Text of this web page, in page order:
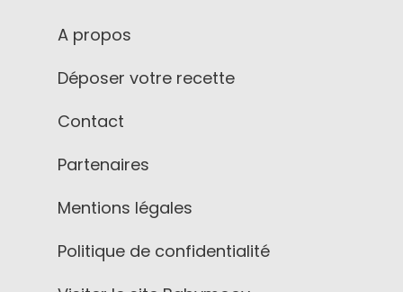
A propos
Déposer votre recette
Contact
Partenaires
Mentions légales
Politique de confidentialité